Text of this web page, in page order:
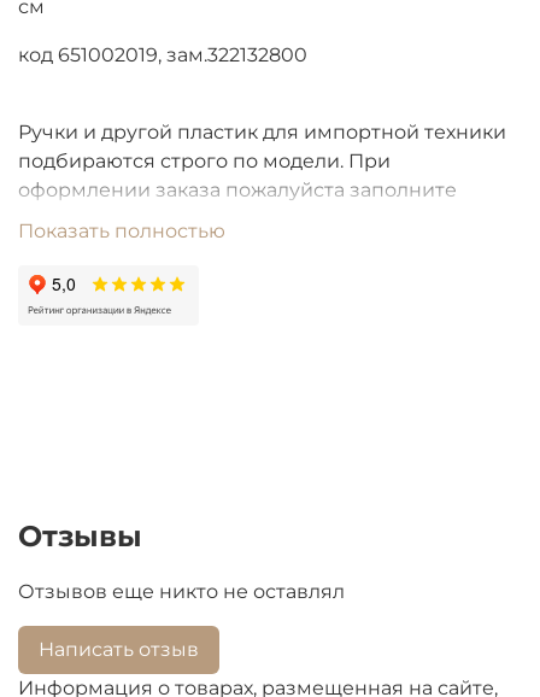
см
код 651002019, зам.322132800
Ручки и другой пластик для импортной техники
подбираются строго по модели. При
оформлении заказа пожалуйста заполните
строку "модель".
Показать полностью
Отзывы
Отзывов еще никто не оставлял
Написать отзыв
Информация о товарах, размещенная на сайте,